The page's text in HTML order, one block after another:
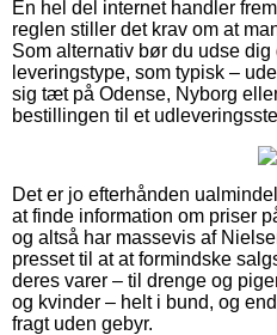
En hel del internet handler
reglen stiller det krav om at
Som alternativ bør du udse
leveringstype, som typisk –
sig tæt på Odense, Nyborg
bestillingen til et
Det er jo efterhånden
at finde information om priser
og altså har massevis af
presset til at at formindske
deres varer – til drenge og
og kvinder – helt i bund, og
fragt uden gebyr.